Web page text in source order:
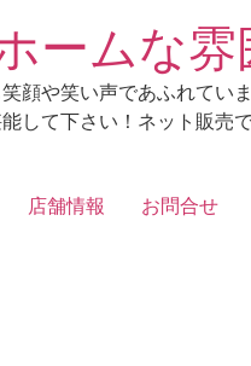
ームな
や笑い声であふれて
て下さい！ネット販
店舗情報 お問合せ